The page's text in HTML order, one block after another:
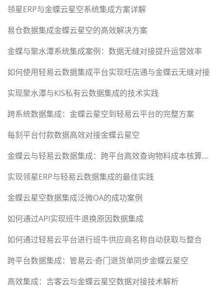
领星ERP与金蝶云星空系统集成方案详解
易仓数据集成金蝶云星空的高效解决方案
金蝶与聚水潭系统集成案例：数据无缝对接提升运营效率
如何使用轻易云数据集成平台实现旺店通与金蝶云无缝对接
实现聚水潭与KIS私有云数据集成的技术实践
跨系统数据集成：金蝶云星空到轻易云平台的完整方案
每刻平台付款数据高效对接金蝶云星空
金蝶云与轻易云数据集成：跨平台高效查询物料成本核算单的实现
实现领星ERP与轻易云数据集成的最佳实践
金蝶云星空数据集成泛微OA的成功案例
如何通过API实现班牛退换原因数据集成
如何通过轻易云平台进行班牛供应商名称自动获取与整合
跨平台数据集成：管易云·奇门退货单同步金蝶云星空
高效集成：吉客云与金蝶云星空数据对接技术解析